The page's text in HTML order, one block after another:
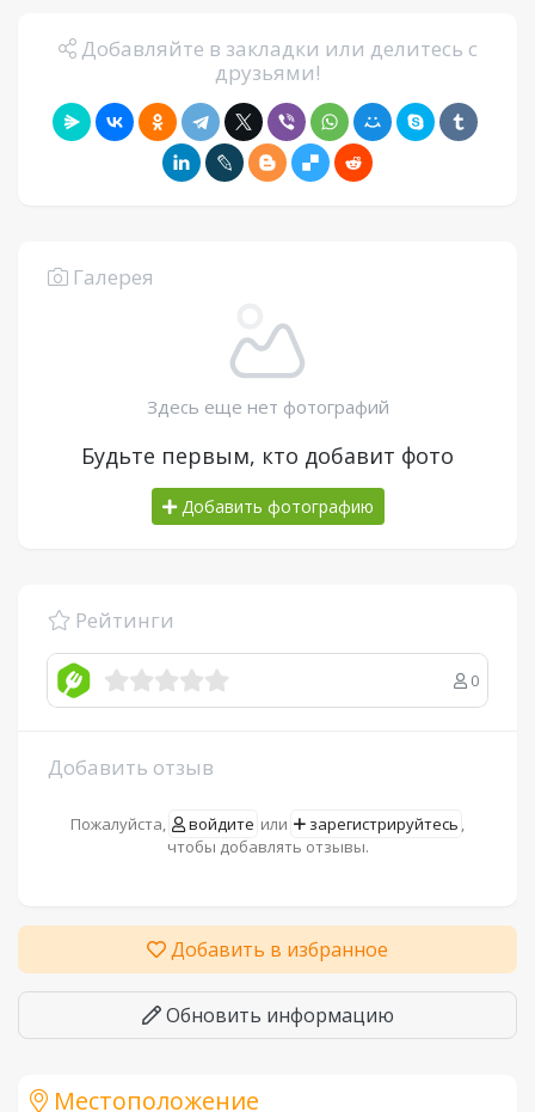
Добавляйте в закладки или делитесь с
друзьями!
Галерея
Здесь еще нет фотографий
Будьте первым, кто добавит фото
Добавить фотографию
Рейтинги
0
Добавить отзыв
Пожалуйста, войдите или зарегистрируйтесь ,
чтобы добавлять отзывы.
Добавить в избранное
Обновить информацию
Местоположение